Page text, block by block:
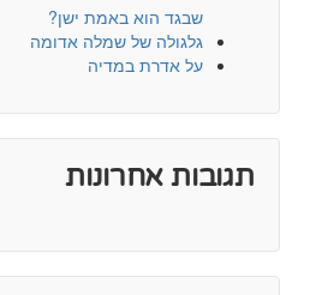
שבגד הוא באמת ישן?
גלגולה של שמלה אדומה
על אדרת במדיה
תגובות אחרונות